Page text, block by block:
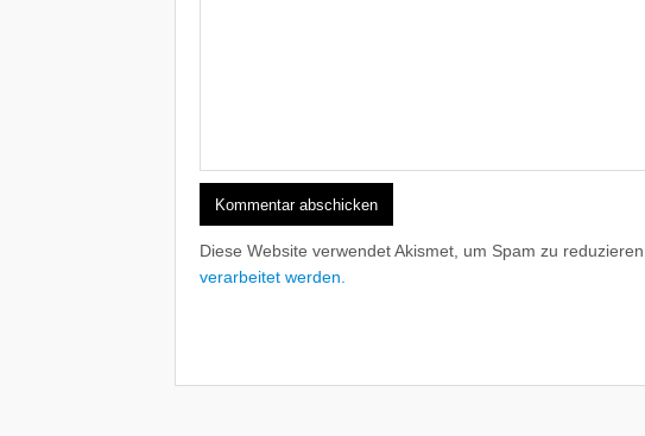
Diese Website verwendet Akismet, um Spam zu reduzieren.
verarbeitet werden.